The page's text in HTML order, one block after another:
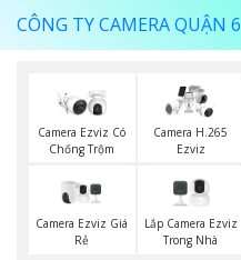
CÔNG TY CAMERA QUẬN 6
Camera Ezviz Có
Chống Trộm
Camera H.265
Ezviz
Camera Ezviz Giá
Rẻ
Lắp Camera Ezviz
Trong Nhà